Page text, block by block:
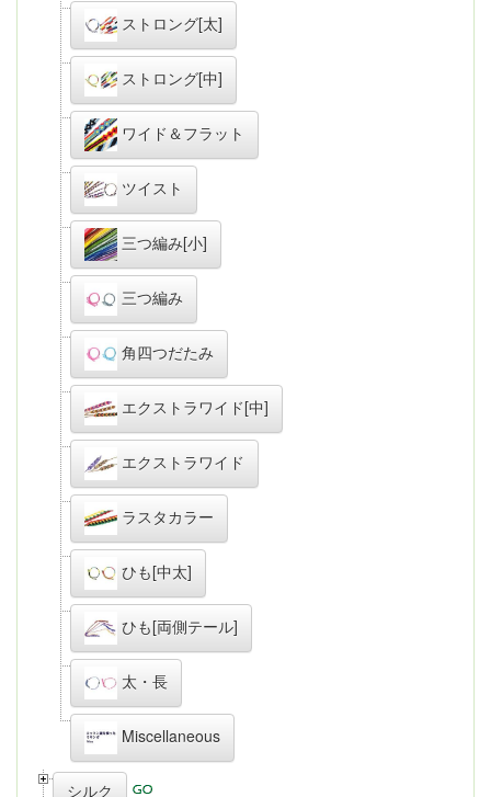
ストロング[太]
ストロング[中]
ワイド＆フラット
ツイスト
三つ編み[小]
三つ編み
角四つだたみ
エクストラワイド[中]
エクストラワイド
ラスタカラー
ひも[中太]
ひも[両側テール]
太・長
Miscellaneous
シルク